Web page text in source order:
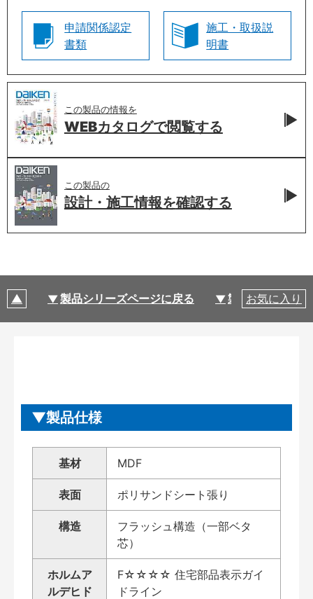
申請関係認定
書類
施工・取扱説
明書
この製品の情報を
WEBカタログで閲覧する
この製品の
設計・施工情報を確認する
製品シリーズページに戻る 製品仕様
お気に入り
製品仕様
基材 MDF
表面 ポリサンドシート張り
構造
フラッシュ構造（一部ベタ
芯）
ホルムア
ルデヒド
F☆☆☆☆ 住宅部品表示ガイ
ドライン